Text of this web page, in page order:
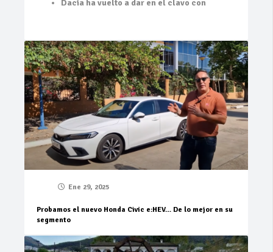
Dacia ha vuelto a dar en el clavo con
Ene 29, 2025
Probamos el nuevo Honda Civic e:HEV… De lo mejor en su
segmento